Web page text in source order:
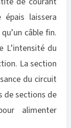
épais laissera
câble fin.
L’intensité du
La section
du circuit
de sections de
alimenter